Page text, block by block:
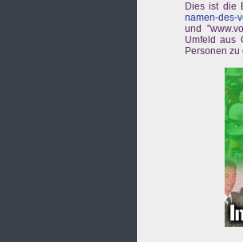
Dies ist die
namen-des-
und
Umfeld aus
Personen